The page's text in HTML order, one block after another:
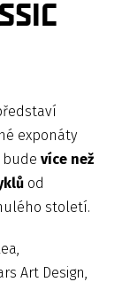
exponáty
budevíce než
od
století.
Art Design,